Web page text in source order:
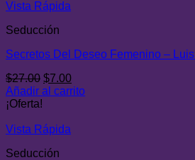
$25.00.
Vista Rápida
Seducción
Secretos Del Deseo Femenino –
$27.00 El
precio
$27.00.
$7.00El
precio
Añadir al carrito
¡Oferta!
Vista Rápida
Seducción